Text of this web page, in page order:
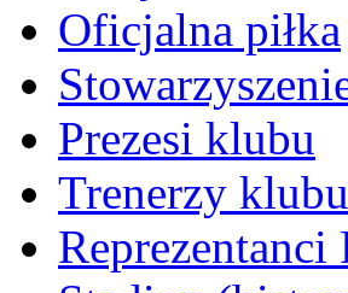
Oficjalna piłka
Prezesi klubu
Trenerzy klubu
Reprezentanci